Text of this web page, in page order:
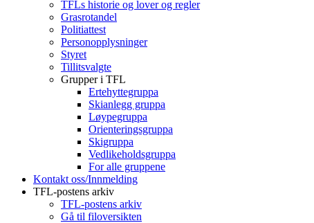
TFLs historie og lover og regler
Grasrotandel
Politiattest
Personopplysninger
Styret
Tillitsvalgte
Grupper i TFL
Ertehyttegruppa
Skianlegg gruppa
Løypegruppa
Orienteringsgruppa
Skigruppa
Vedlikeholdsgruppa
For alle gruppene
Kontakt oss/Innmelding
TFL-postens arkiv
TFL-postens arkiv
Gå til filoversikten